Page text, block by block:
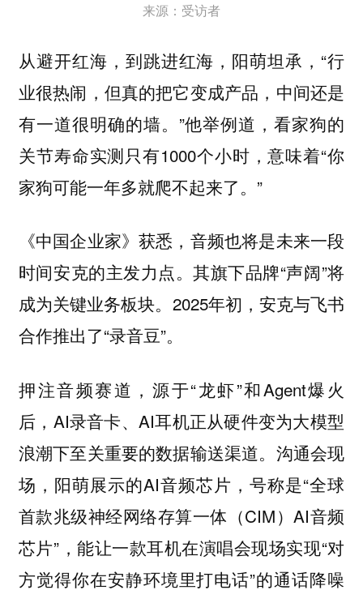
来源：受访者
从避开红海，到跳进红海，阳萌坦承，“行
业很热闹，但真的把它变成产品，中间还是
有一道很明确的墙。”他举例道，看家狗的
关节寿命实测只有1000个小时，意味着“你
家狗可能一年多就爬不起来了。”
《中国企业家》获悉，音频也将是未来一段
时间安克的主发力点。其旗下品牌“声阔”将
成为关键业务板块。2025年初，安克与飞书
合作推出了“录音豆”。
押注音频赛道，源于“龙虾”和Agent爆火
后，AI录音卡、AI耳机正从硬件变为大模型
浪潮下至关重要的数据输送渠道。沟通会现
场，阳萌展示的AI音频芯片，号称是“全球
首款兆级神经网络存算一体（CIM）AI音频
芯片”，能让一款耳机在演唱会现场实现“对
方觉得你在安静环境里打电话”的通话降噪